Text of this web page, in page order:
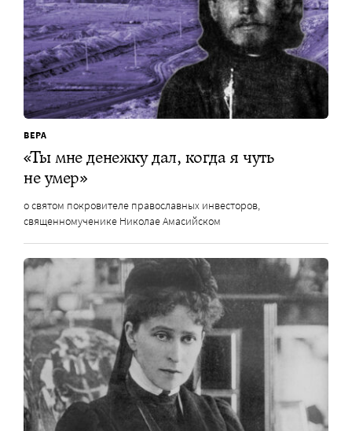
ВЕРА
«Ты мне денежку дал, когда я чуть
не умер»
о святом покровителе православных инвесторов,
священномученике Николае Амасийском